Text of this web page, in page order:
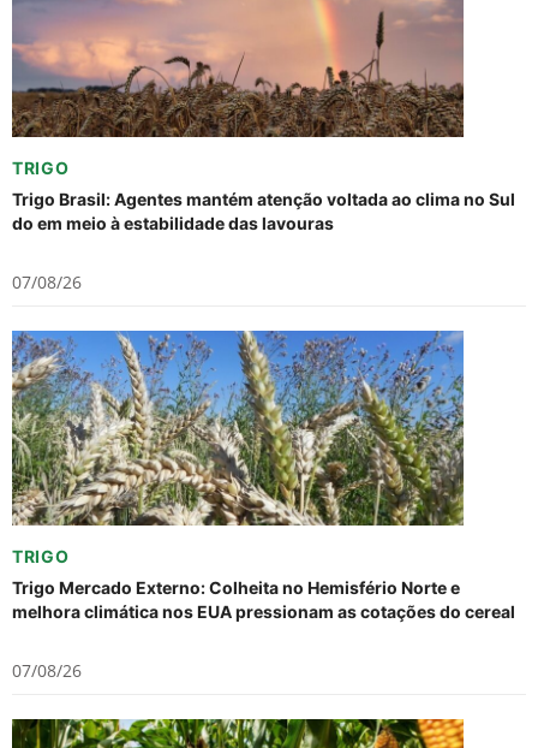
TRIGO
Trigo Brasil: Agentes mantém atenção voltada ao clima no Sul
do em meio à estabilidade das lavouras
07/08/26
TRIGO
Trigo Mercado Externo: Colheita no Hemisfério Norte e
melhora climática nos EUA pressionam as cotações do cereal
07/08/26